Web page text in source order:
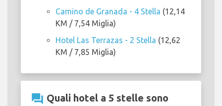
Camino de Granada - 4 Stella (12,14
KM / 7,54 Miglia)
Hotel Las Terrazas - 2 Stella (12,62
KM / 7,85 Miglia)
question_answer Quali hotel a 5 stelle sono